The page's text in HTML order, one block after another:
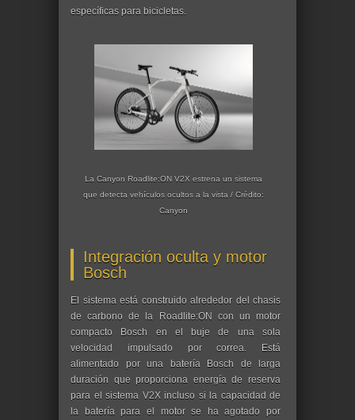
específicas para bicicletas.
La Canyon Roadlite:ON V2X estrena un sistema
que detecta vehículos ocultos a la vista / Crédito:
Canyon
Integración oculta y motor
Bosch
El sistema está construido alrededor del chasis
de carbono de la Roadlite:ON con un motor
compacto Bosch en el buje de una sola
velocidad impulsado por correa. Está
alimentado por una batería Bosch de larga
duración que proporciona energía de reserva
para el sistema V2X incluso si la capacidad de
la batería para el motor se ha agotado por